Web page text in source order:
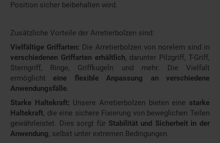
Position sicher beibehalten wird.
Zusätzliche Vorteile der Arretierbolzen sind:
Vielfältige Griffarten: Die Arretierbolzen von norelem sind in
verschiedenen Griffarten erhältlich, darunter Pilzgriff, T-Griff,
Sterngriff, Ringe, Griffkugeln und mehr. Die Vielfalt
ermöglicht eine flexible Anpassung an verschiedene
Anwendungsfälle.
Starke Haltekraft: Unsere Arretierbolzen bieten eine starke
Haltekraft, die eine sichere Fixierung von beweglichen Teilen
gewährleistet. Dies sorgt für Stabilität und Sicherheit in der
Anwendung, selbst unter extremen Bedingungen.